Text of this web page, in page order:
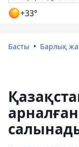
+33°
Басты Барлық